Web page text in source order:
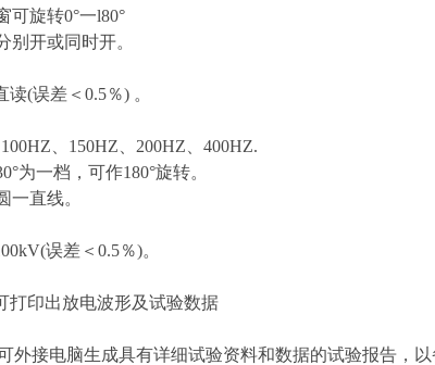
可旋转0°一l80°
别开或同时开。
(误差＜0.5％) 。
、150HZ、200HZ、400HZ.
为一档，可作180°旋转。
一直线。
误差＜0.5％)。
打印出放电波形及试验数据
外接电脑生成具有详细试验资料和数据的试验报告，以